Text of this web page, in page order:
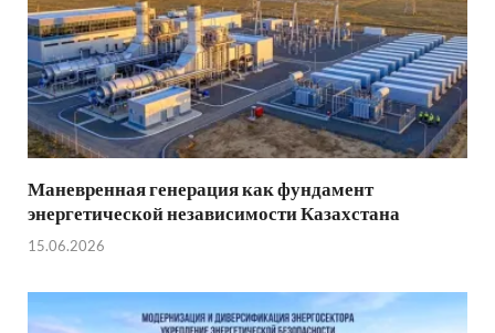
Маневренная генерация как фундамент
энергетической независимости Казахстана
15.06.2026